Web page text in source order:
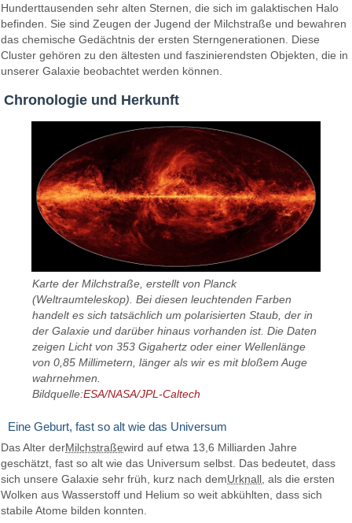
Hunderttausenden sehr alten Sternen, die sich im galaktischen Halo
befinden. Sie sind Zeugen der Jugend der Milchstraße und bewahren
das chemische Gedächtnis der ersten Sterngenerationen. Diese
Cluster gehören zu den ältesten und faszinierendsten Objekten, die in
unserer Galaxie beobachtet werden können.
Chronologie und Herkunft
Karte der Milchstraße, erstellt von Planck
(Weltraumteleskop). Bei diesen leuchtenden Farben
handelt es sich tatsächlich um polarisierten Staub, der in
der Galaxie und darüber hinaus vorhanden ist. Die Daten
zeigen Licht von 353 Gigahertz oder einer Wellenlänge
von 0,85 Millimetern, länger als wir es mit bloßem Auge
wahrnehmen.
Bildquelle:ESA/NASA/JPL-Caltech
Eine Geburt, fast so alt wie das Universum
Das Alter derMilchstraßewird auf etwa 13,6 Milliarden Jahre
geschätzt, fast so alt wie das Universum selbst. Das bedeutet, dass
sich unsere Galaxie sehr früh, kurz nach demUrknall, als die ersten
Wolken aus Wasserstoff und Helium so weit abkühlten, dass sich
stabile Atome bilden konnten.